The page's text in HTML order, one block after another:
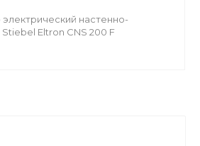
настенно-
Eltron CNS 200 F